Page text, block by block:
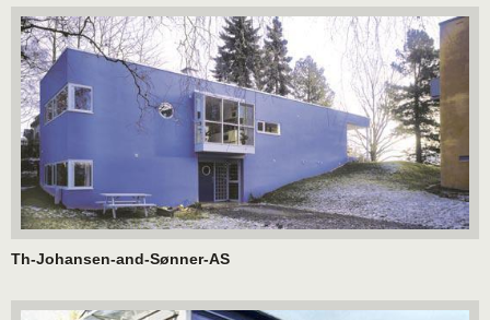
Th-Johansen-and-Sønner-AS